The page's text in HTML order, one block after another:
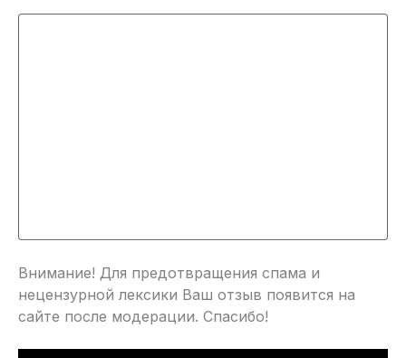
Внимание! Для предотвращения спама и
нецензурной лексики Ваш отзыв появится на
сайте после модерации. Спасибо!